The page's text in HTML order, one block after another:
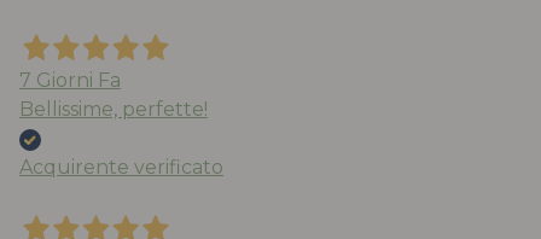
7 Giorni Fa
Bellissime, perfette!
Acquirente verificato